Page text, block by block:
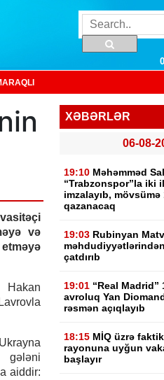
və
Hakan
gələni
aiddir:
XƏBƏRLƏR
06-08-
19:10 Məhəmməd
“Trabzonspor”la iki
imzalayıb,
qazanacaq
19:03 Rubinyan
məhdudiyyətlərindən
çatdırıb
19:01 “Real Madrid”
avroluq Yan
rəsmən açıqlayıb
18:15 MİQ üzrə
rayonuna uyğun
başlayır